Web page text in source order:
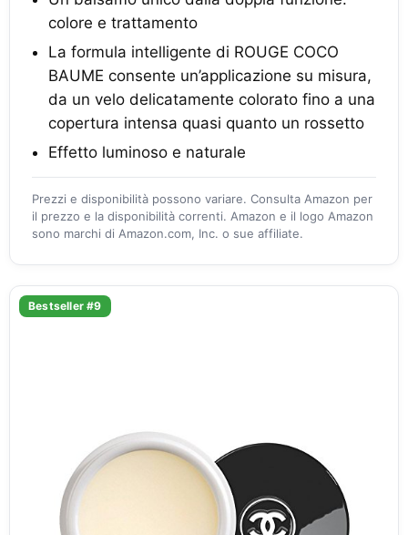
colore e trattamento
La formula intelligente di ROUGE COCO
BAUME consente un’applicazione su misura,
da un velo delicatamente colorato fino a una
copertura intensa quasi quanto un rossetto
Effetto luminoso e naturale
Prezzi e disponibilità possono variare. Consulta Amazon per
il prezzo e la disponibilità correnti. Amazon e il logo Amazon
sono marchi di Amazon.com, Inc. o sue affiliate.
Bestseller #9